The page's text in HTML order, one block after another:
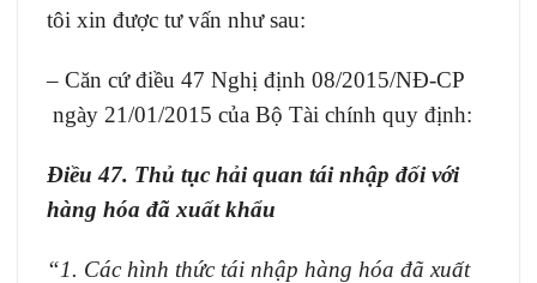
tôi xin được tư vấn như sau:
– Căn cứ điều 47 Nghị định 08/2015/NĐ-CP
ngày 21/01/2015 của Bộ Tài chính quy định:
Điều 47. Thủ tục hải quan tái nhập đối với
hàng hóa đã xuất khẩu
“1. Các hình thức tái nhập hàng hóa đã xuất